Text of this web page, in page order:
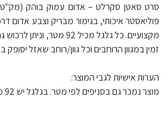
פוליאסטר איכותי, בגימור מבריק וצבע אדום
זמין במגוון הרוחבים וכל גוון/רוחב שאזל יסופק במהירות
הערות אישיות לגבי המוצר:
מוצר נמכר גם בסניפים לפי מטר. בגלגל יש 92 מטר.